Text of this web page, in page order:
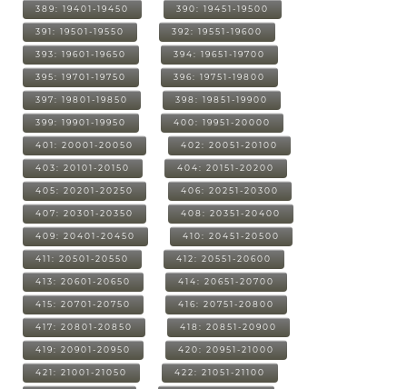
389: 19401-19450 390: 19451-19500
391: 19501-19550 392: 19551-19600
393: 19601-19650 394: 19651-19700
395: 19701-19750 396: 19751-19800
397: 19801-19850 398: 19851-19900
399: 19901-19950 400: 19951-20000
401: 20001-20050 402: 20051-20100
403: 20101-20150 404: 20151-20200
405: 20201-20250 406: 20251-20300
407: 20301-20350 408: 20351-20400
409: 20401-20450 410: 20451-20500
411: 20501-20550 412: 20551-20600
413: 20601-20650 414: 20651-20700
415: 20701-20750 416: 20751-20800
417: 20801-20850 418: 20851-20900
419: 20901-20950 420: 20951-21000
421: 21001-21050 422: 21051-21100